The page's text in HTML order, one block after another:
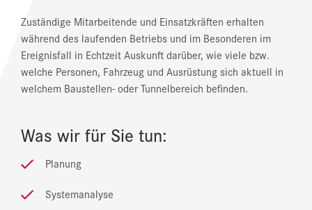
Zuständige Mitarbeitende und Einsatzkräften erhalten
während des laufenden Betriebs und im Besonderen im
Ereignisfall in Echtzeit Auskunft darüber, wie viele bzw.
welche Personen, Fahrzeug und Ausrüstung sich aktuell in
welchem Baustellen- oder Tunnelbereich befinden.
Was wir für Sie tun:
Planung
Systemanalyse